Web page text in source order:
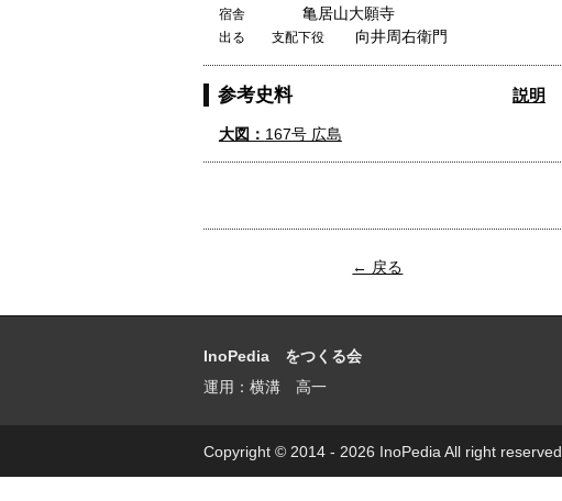
宿舎 亀居山大願寺
出る 支配下役向井周右衛門
参考史料 説明
大図： 167号 広島
← 戻る
InoPedia をつくる会
運用：横溝 高一
Copyright © 2014 - 2026 InoPedia All right reserved.